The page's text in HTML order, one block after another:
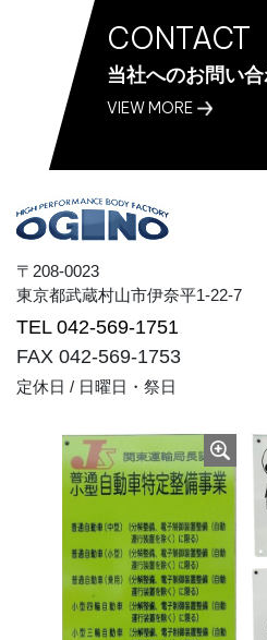
を許可した場合には、その許
内容に基づき、以下の情報を
します。
・当該外部サービスでユーザ
・その他当該外部サービスの
ーザーが連携先に開示を認めた
(3) ユーザーが本サービスを利
当社は、本サービスへのアクセ
に関する情報を収集することが
の情報が含まれます。
・リファラ
・サーバーアクセスログに関す
・Cookie、ADID、IDFAその他
(4) ユーザーが本サービスを利
当社は、ユーザーが3-1に定め
した場合、当社は以下の情報
ます。
2.利用目的
本サービスのサービス提供に
的な利用目的は以下のとおり
(1) 本サービスに関する登録の
CONTACT
当社へのお問い
VIEW MORE
〒208-0023
​​​​​​​東京都武蔵村山市伊奈平1-22-7
TEL 042-569-1751
FAX 042-569-1753
定休日 / 日曜日・祭日